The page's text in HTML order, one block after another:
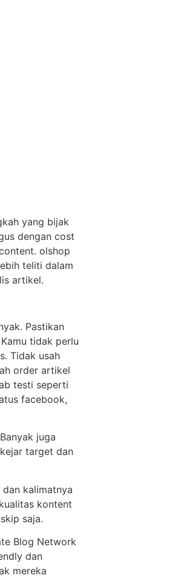
yang bijak
dengan cost
olshop
teliti dalam
artikel.
Pastikan
tidak perlu
Tidak usah
order artikel
testi seperti
facebook,
juga
target dan
kalimatnya
kontent
saja.
Blog Network
dan
mereka